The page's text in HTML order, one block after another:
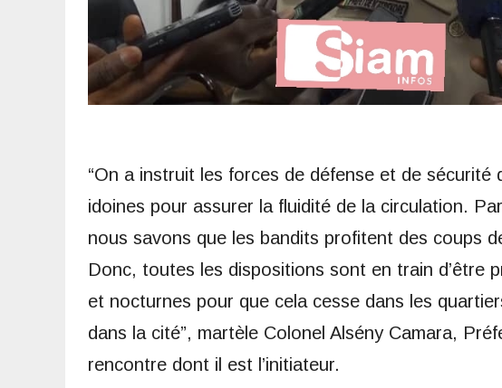
“On a instruit les forces de défense et de
idoines pour assurer la fluidité de la circulation.
nous savons que les bandits profitent des coups
Donc, toutes les dispositions sont en train d’être
et nocturnes pour que cela cesse dans les
dans la cité”, martèle Colonel Alsény Camara,
rencontre dont il est l’initiateur.